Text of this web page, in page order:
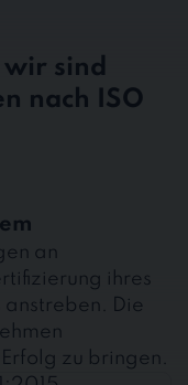
sind
nach ISO
an
ihres
Die
zu bringen.